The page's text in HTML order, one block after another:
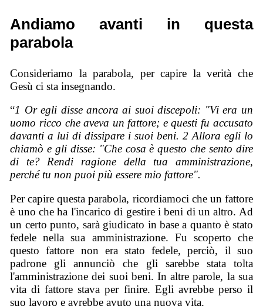
Andiamo avanti in questa
parabola
Consideriamo la parabola, per capire la verità che
Gesù ci sta insegnando.
“1 Or egli disse ancora ai suoi discepoli: "Vi era un
uomo ricco che aveva un fattore; e questi fu accusato
davanti a lui di dissipare i suoi beni. 2 Allora egli lo
chiamò e gli disse: "Che cosa è questo che sento dire
di te? Rendi ragione della tua amministrazione,
perché tu non puoi più essere mio fattore".
Per capire questa parabola, ricordiamoci che un fattore
è uno che ha l'incarico di gestire i beni di un altro. Ad
un certo punto, sarà giudicato in base a quanto è stato
fedele nella sua amministrazione. Fu scoperto che
questo fattore non era stato fedele, perciò, il suo
padrone gli annunciò che gli sarebbe stata tolta
l'amministrazione dei suoi beni. In altre parole, la sua
vita di fattore stava per finire. Egli avrebbe perso il
suo lavoro e avrebbe avuto una nuova vita.